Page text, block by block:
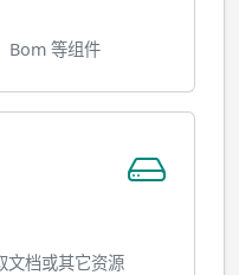
Bom 等组件
文档或其它资源